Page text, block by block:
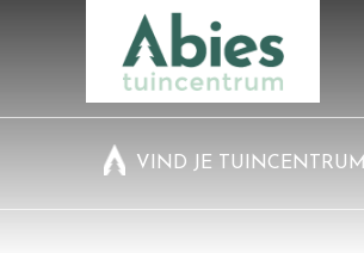
VIND JE TUINCENTRUM